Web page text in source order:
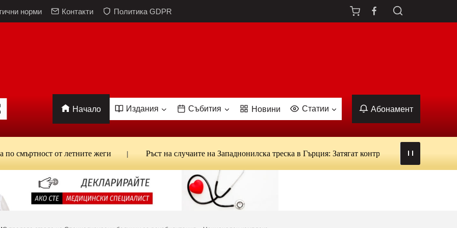
норми Контакти Политика GDPR
Начало Издания Събития Новини Статии Абонамент
от летните жеги Ръст на случаите на Западнонилска треска в Гърция: Затягат контрола над кръводаряването